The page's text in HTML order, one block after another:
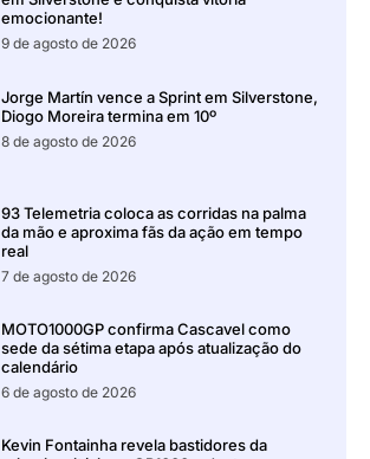
emocionante!
9 de agosto de 2026
Jorge Martín vence a Sprint em Silverstone,
Diogo Moreira termina em 10º
8 de agosto de 2026
93 Telemetria coloca as corridas na palma
da mão e aproxima fãs da ação em tempo
real
7 de agosto de 2026
MOTO1000GP confirma Cascavel como
sede da sétima etapa após atualização do
calendário
6 de agosto de 2026
Kevin Fontainha revela bastidores da